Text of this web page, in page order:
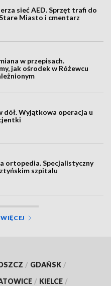
sieć AED. Sprzęt trafi do
Miasto i cmentarz
w przepisach.
jak ośrodek w Różewcu
dół. Wyjątkowa operacja u
ortopedia. Specjalistyczny
szpitalu
/ GDAŃSK /
/ KIELCE /